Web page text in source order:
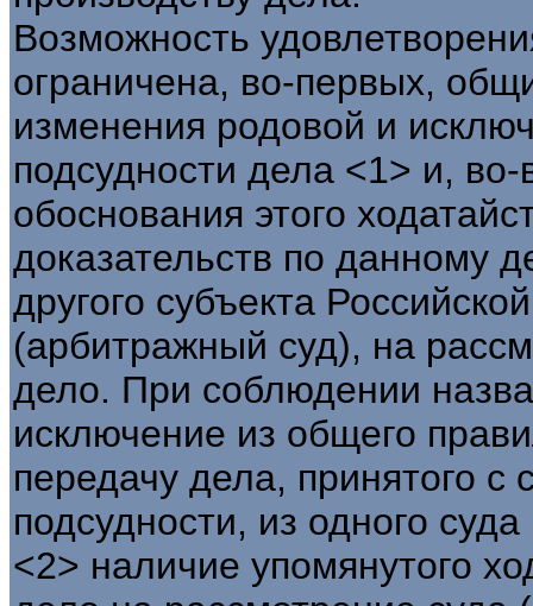
Возможность
ограничена, во-первых,
изменения родовой и
подсудности дела <1> и,
обоснования этого
доказательств по данному
другого субъекта
(арбитражный суд), на
дело. При соблюдении
исключение из общего
передачу дела, принятого
подсудности, из одного
<2> наличие упомянутого